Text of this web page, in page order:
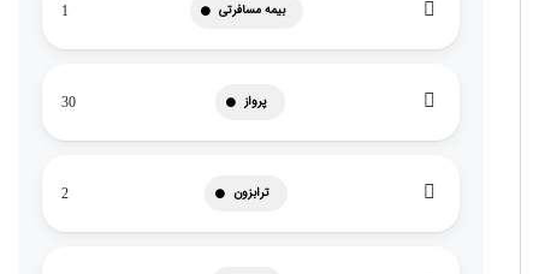
بیمه مسافرتی 1
پرواز 30
ترابزون 2